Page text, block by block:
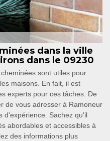
dans la ville
dans le 09230
sont utiles pour
maisons. En fait, il est
experts pour ces tâches. De
de vous adresser à Ramoneur
d'expérience. Sachez qu'il
abordables et accessibles à
des informations plus